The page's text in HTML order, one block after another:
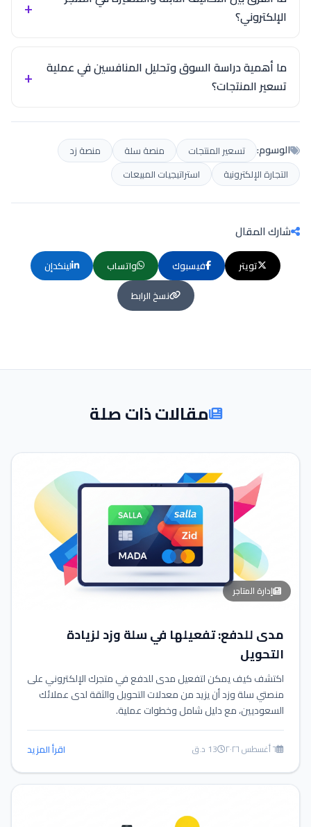
الإلكتروني؟
ما أهمية دراسة السوق وتحليل المنافسين في عملية
تسعير المنتجات؟
الوسوم: تسعير المنتجات منصة سلة
منصة زد
التجارة الإلكترونية
استراتيجيات المبيعات
شارك المقال
تويتر فيسبوك واتساب
لينكدإن
نسخ الرابط
مقالات ذات صلة
إدارة المتاجر
مدى للدفع: تفعيلها في سلة وزد لزيادة
التحويل
اكتشف كيف يمكن لتفعيل مدى للدفع في متجرك الإلكتروني على
منصتي سلة وزد أن يزيد من معدلات التحويل والثقة لدى عملائك
السعوديين، مع دليل شامل وخطوات عملية.
٦ أغسطس ٢٠٢٦ 13 د.ق اقرأ المزيد